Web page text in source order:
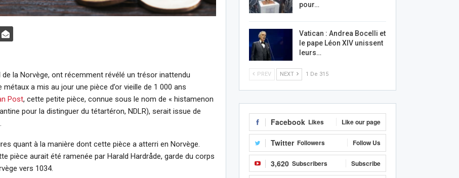
la Norvège, ont récemment révélé un trésor inattendu
métaux a mis au jour une pièce d’or vieille de 1 000 ans
Post, cette petite pièce, connue sous le nom de « histamenon
pour la distinguer du tétartéron, NDLR), serait issue de
quant à la manière dont cette pièce a atterri en Norvège.
pièce aurait été ramenée par Harald Hardråde, garde du corps
vers 1034.
pour…
Vatican : Andrea Bocelli et
le pape Léon XIV unissent
leurs…
PREV NEXT 1 De 315
Facebook Likes Like our page
Twitter Followers Follow Us
3,620 Subscribers Subscribe